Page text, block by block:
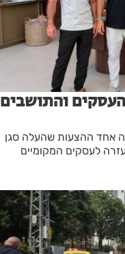
והתושבים
אחד ההצעות שהעלה סגן